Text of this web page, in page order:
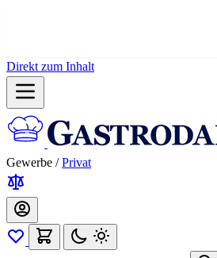
Direkt zum Inhalt
Gewerbe / Privat